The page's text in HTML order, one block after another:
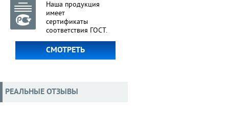
Наша продукция
имеет
сертификаты
соответствия ГОСТ.
СМОТРЕТЬ
РЕАЛЬНЫЕ ОТЗЫВЫ